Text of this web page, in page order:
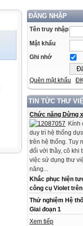
ĐĂNG NHẬP
Tên truy nhập
Mật khẩu
Ghi nhớ
Quên mật khẩu
TIN TỨC THƯ
Chức năng Dừng
Kính
duy trì hệ thống
trên hệ thống. Tuy
đối với thầy, cô khi
việc sử dụng thư
năng...
Khắc phục hiện
công cụ Violet
Thử nghiệm Hệ
Giai đoạn 1
Xem tiếp